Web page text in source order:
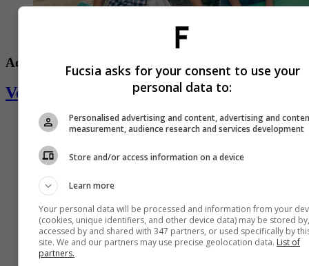
Actualidad
Vestir a una nueva generación
Fucsia asks for your consent to use your
personal data to:
Personalised advertising and content, advertising and
measurement, audience research and services development
Store and/or access information on a device
Learn more
Your personal data will be processed and information from your
(cookies, unique identifiers, and other device data) may be stored by,
accessed by and shared with 347 partners, or used specifically by
site. We and our partners may use precise geolocation data. List of
partners.